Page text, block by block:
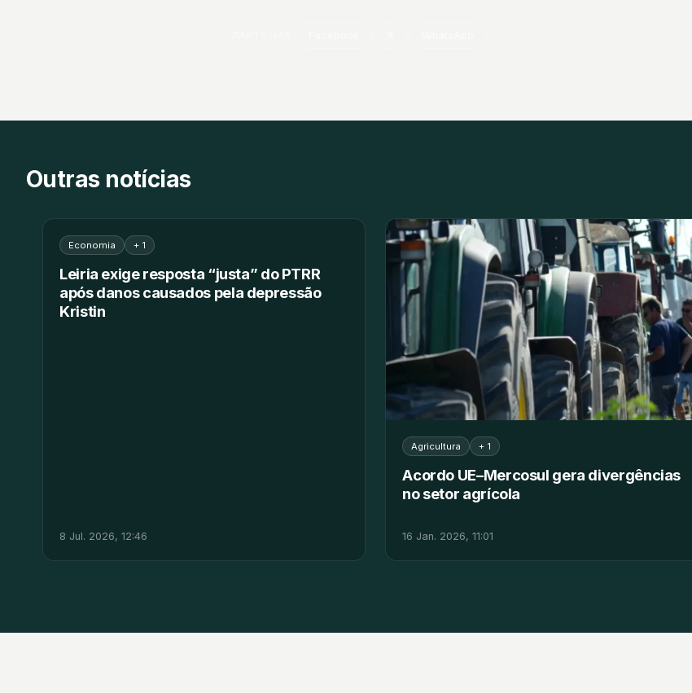
Outras notícias
Economia + 1
Leiria exige resposta “justa” do PTRR
após danos causados pela depressão
Kristin
8 Jul. 2026, 12:46
Agricultura + 1
Acordo UE–Mercosul gera divergências
no setor agrícola
16 Jan. 2026, 11:01